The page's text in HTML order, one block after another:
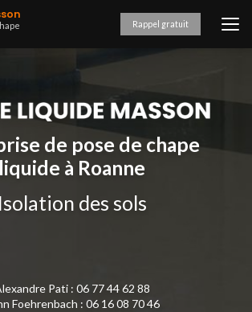
Rappel gratuit
de pose de chape
liquide à Roanne
Isolation des sols
Pati : 06 77 44 62 88
Foehrenbach : 06 16 08 70 46